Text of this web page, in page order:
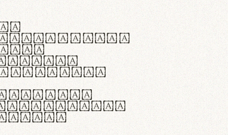
innovans
laoreet
morbi
netus et
turpis